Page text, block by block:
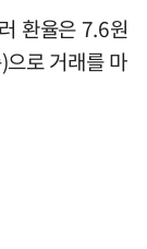
환율은 7.6원
로 거래를 마